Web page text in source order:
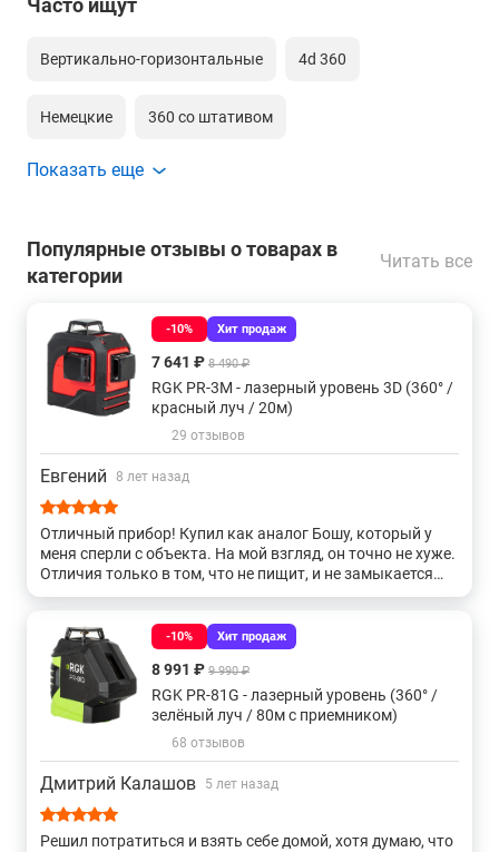
Часто ищут
Вертикально-горизонтальные 4d 360
Немецкие 360 со штативом
360 градусов 4д зеленый луч
16 лучей
Зеленые самовыравнивающиеся
Для стройки Для потолков
3d 360 градусов 5 линий Gcl 2 С отвесом
С красным лучом Sp Gcl 2-15
Gll 2-10 3d с зеленым лучом Gll 2-15 Gll 2-50
От 100 до 300 метров
Показать еще
Популярные отзывы о товарах в
категории
Читать все
-10% Хит продаж
7 641 ₽ 8 490 ₽
RGK PR-3M - лазерный уровень 3D (360° /
красный луч / 20м)
29 отзывов
Евгений 8 лет назад
Отличный прибор! Купил как аналог Бошу, который у
меня сперли с объекта. На мой взгляд, он точно не хуже.
Отличия только в том, что не пищит, и не замыкается
горящий луч. А по точности, проверял прям в
проверить. К стати, мне еще скидку сделали на
удивление на уже договоренную цену)) Вообщем очень
не пожалел за эту цену!
-10% Хит продаж
8 991 ₽ 9 990 ₽
RGK PR-81G - лазерный уровень (360° /
зелёный луч / 80м с приемником)
68 отзывов
Дмитрий Калашов 5 лет назад
Решил потратиться и взять себе домой, хотя думаю, что